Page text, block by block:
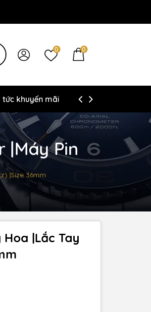
0 0
tức khuyến mãi Thông tin liên hệ
|Máy Pin
|Size 36mm
|Lắc Tay